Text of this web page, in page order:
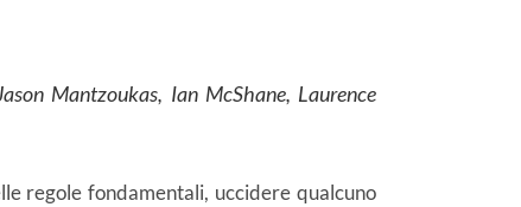
Mantzoukas, Ian McShane, Laurence
regole fondamentali, uccidere qualcuno